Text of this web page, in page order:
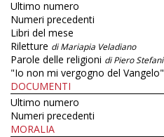
Ultimo numero
Numeri precedenti
Libri del mese
Riletture di Mariapia Veladiano
Parole delle religioni di Piero Stefani
"Io non mi vergogno del Vangelo"
DOCUMENTI
Ultimo numero
Numeri precedenti
MORALIA